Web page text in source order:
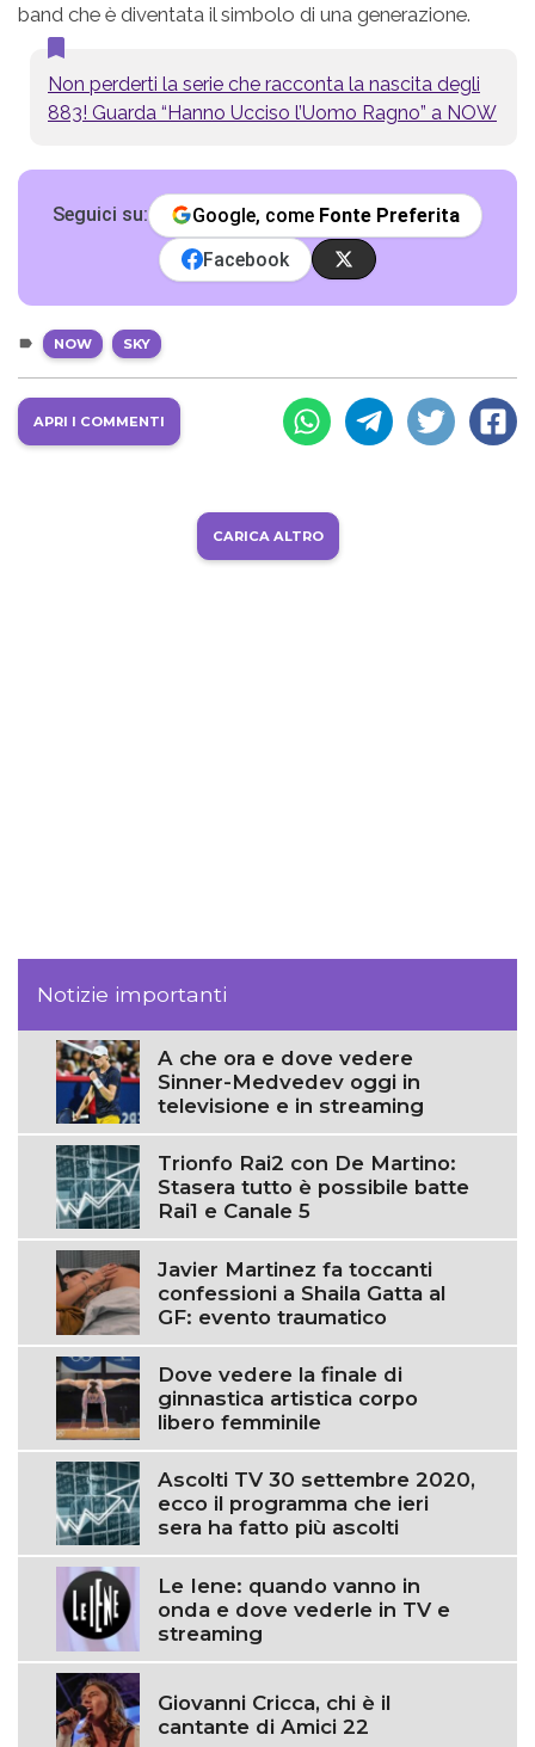
band che è diventata il simbolo di una generazione.
Non perderti la serie che racconta la nascita degli
883! Guarda “Hanno Ucciso l’Uomo Ragno” a NOW
Seguici su: Google, come Fonte Preferita
Facebook
NOW SKY
APRI I COMMENTI
CARICA ALTRO
Notizie importanti
A che ora e dove vedere
Sinner-Medvedev oggi in
televisione e in streaming
Trionfo Rai2 con De Martino:
Stasera tutto è possibile batte
Rai1 e Canale 5
Javier Martinez fa toccanti
confessioni a Shaila Gatta al
GF: evento traumatico
Dove vedere la finale di
ginnastica artistica corpo
libero femminile
Ascolti TV 30 settembre 2020,
ecco il programma che ieri
sera ha fatto più ascolti
Le Iene: quando vanno in
onda e dove vederle in TV e
streaming
Giovanni Cricca, chi è il
cantante di Amici 22